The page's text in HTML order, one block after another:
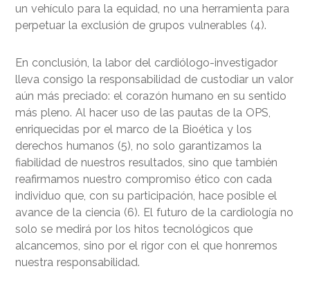
un vehículo para la equidad, no una herramienta para
perpetuar la exclusión de grupos vulnerables (4).
En conclusión, la labor del cardiólogo-investigador
lleva consigo la responsabilidad de custodiar un valor
aún más preciado: el corazón humano en su sentido
más pleno. Al hacer uso de las pautas de la OPS,
enriquecidas por el marco de la Bioética y los
derechos humanos (5), no solo garantizamos la
fiabilidad de nuestros resultados, sino que también
reafirmamos nuestro compromiso ético con cada
individuo que, con su participación, hace posible el
avance de la ciencia (6). El futuro de la cardiología no
solo se medirá por los hitos tecnológicos que
alcancemos, sino por el rigor con el que honremos
nuestra responsabilidad.